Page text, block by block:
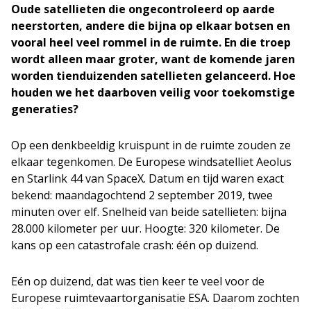
Oude satellieten die ongecontroleerd op aarde
neerstorten, andere die bijna op elkaar botsen en
vooral heel veel rommel in de ruimte. En die troep
wordt alleen maar groter, want de komende jaren
worden tienduizenden satellieten gelanceerd. Hoe
houden we het daarboven veilig voor toekomstige
generaties?
Op een denkbeeldig kruispunt in de ruimte zouden ze
elkaar tegenkomen. De Europese windsatelliet Aeolus
en Starlink 44 van SpaceX. Datum en tijd waren exact
bekend: maandagochtend 2 september 2019, twee
minuten over elf. Snelheid van beide satellieten: bijna
28.000 kilometer per uur. Hoogte: 320 kilometer. De
kans op een catastrofale crash: één op duizend.
Eén op duizend, dat was tien keer te veel voor de
Europese ruimtevaartorganisatie ESA. Daarom zochten